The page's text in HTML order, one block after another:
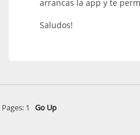
arrancas la app y te
Saludos!
Pages: 1 Go Up